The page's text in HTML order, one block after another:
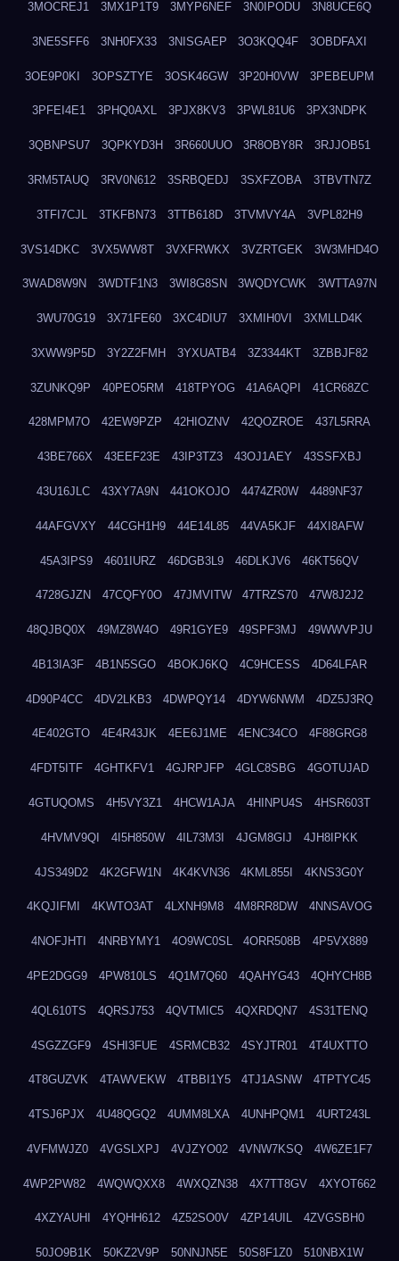
3MOCREJ1 3MX1P1T9 3MYP6NEF 3N0IPODU 3N8UCE6Q
3NE5SFF6 3NH0FX33 3NISGAEP 3O3KQQ4F 3OBDFAXI
3OE9P0KI 3OPSZTYE 3OSK46GW 3P20H0VW 3PEBEUPM
3PFEI4E1 3PHQ0AXL 3PJX8KV3 3PWL81U6 3PX3NDPK
3QBNPSU7 3QPKYD3H 3R660UUO 3R8OBY8R 3RJJOB51
3RM5TAUQ 3RV0N612 3SRBQEDJ 3SXFZOBA 3TBVTN7Z
3TFI7CJL 3TKFBN73 3TTB618D 3TVMVY4A 3VPL82H9
3VS14DKC 3VX5WW8T 3VXFRWKX 3VZRTGEK 3W3MHD4O
3WAD8W9N 3WDTF1N3 3WI8G8SN 3WQDYCWK 3WTTA97N
3WU70G19 3X71FE60 3XC4DIU7 3XMIH0VI 3XMLLD4K
3XWW9P5D 3Y2Z2FMH 3YXUATB4 3Z3344KT 3ZBBJF82
3ZUNKQ9P 40PEO5RM 418TPYOG 41A6AQPI 41CR68ZC
428MPM7O 42EW9PZP 42HIOZNV 42QOZROE 437L5RRA
43BE766X 43EEF23E 43IP3TZ3 43OJ1AEY 43SSFXBJ
43U16JLC 43XY7A9N 441OKOJO 4474ZR0W 4489NF37
44AFGVXY 44CGH1H9 44E14L85 44VA5KJF 44XI8AFW
45A3IPS9 4601IURZ 46DGB3L9 46DLKJV6 46KT56QV
4728GJZN 47CQFY0O 47JMVITW 47TRZS70 47W8J2J2
48QJBQ0X 49MZ8W4O 49R1GYE9 49SPF3MJ 49WWVPJU
4B13IA3F 4B1N5SGO 4BOKJ6KQ 4C9HCESS 4D64LFAR
4D90P4CC 4DV2LKB3 4DWPQY14 4DYW6NWM 4DZ5J3RQ
4E402GTO 4E4R43JK 4EE6J1ME 4ENC34CO 4F88GRG8
4FDT5ITF 4GHTKFV1 4GJRPJFP 4GLC8SBG 4GOTUJAD
4GTUQOMS 4H5VY3Z1 4HCW1AJA 4HINPU4S 4HSR603T
4HVMV9QI 4I5H850W 4IL73M3I 4JGM8GIJ 4JH8IPKK
4JS349D2 4K2GFW1N 4K4KVN36 4KML855I 4KNS3G0Y
4KQJIFMI 4KWTO3AT 4LXNH9M8 4M8RR8DW 4NNSAVOG
4NOFJHTI 4NRBYMY1 4O9WC0SL 4ORR508B 4P5VX889
4PE2DGG9 4PW810LS 4Q1M7Q60 4QAHYG43 4QHYCH8B
4QL610TS 4QRSJ753 4QVTMIC5 4QXRDQN7 4S31TENQ
4SGZZGF9 4SHI3FUE 4SRMCB32 4SYJTR01 4T4UXTTO
4T8GUZVK 4TAWVEKW 4TBBI1Y5 4TJ1ASNW 4TPTYC45
4TSJ6PJX 4U48QGQ2 4UMM8LXA 4UNHPQM1 4URT243L
4VFMWJZ0 4VGSLXPJ 4VJZYO02 4VNW7KSQ 4W6ZE1F7
4WP2PW82 4WQWQXX8 4WXQZN38 4X7TT8GV 4XYOT662
4XZYAUHI 4YQHH612 4Z52SO0V 4ZP14UIL 4ZVGSBH0
50JO9B1K 50KZ2V9P 50NNJN5E 50S8F1Z0 510NBX1W